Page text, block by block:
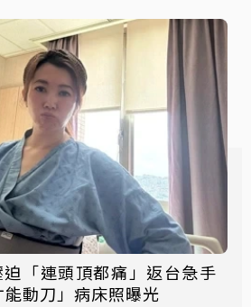
「連頭頂都痛」返台急手
動刀」病床照曝光